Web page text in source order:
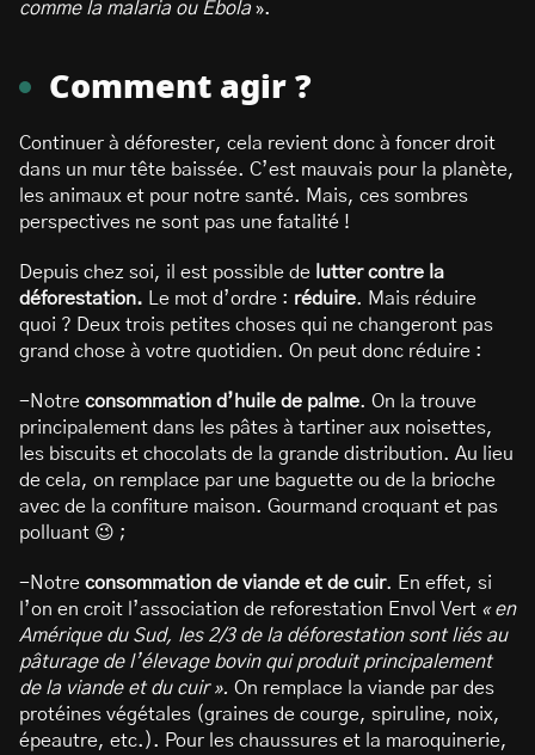
comme la malaria ou Ebola».
Comment agir ?
Continuer à déforester, cela revient donc à foncer droit
dans un mur tête baissée. C’est mauvais pour la planète,
les animaux et pour notre santé. Mais, ces sombres
perspectives ne sont pas une fatalité !
Depuis chez soi, il est possible de lutter contre la
déforestation. Le mot d’ordre : réduire. Mais réduire
quoi ? Deux trois petites choses qui ne changeront pas
grand chose à votre quotidien. On peut donc réduire :
-Notre consommation d’huile de palme. On la trouve
principalement dans les pâtes à tartiner aux noisettes,
les biscuits et chocolats de la grande distribution. Au lieu
de cela, on remplace par une baguette ou de la brioche
avec de la confiture maison. Gourmand croquant et pas
polluant 😉 ;
-Notre consommation de viande et de cuir. En effet, si
l’on en croit l’association de reforestation Envol Vert « en
Amérique du Sud, les 2/3 de la déforestation sont liés au
pâturage de l’élevage bovin qui produit principalement
de la viande et du cuir ». On remplace la viande par des
protéines végétales (graines de courge, spiruline, noix,
épeautre, etc.). Pour les chaussures et la maroquinerie,